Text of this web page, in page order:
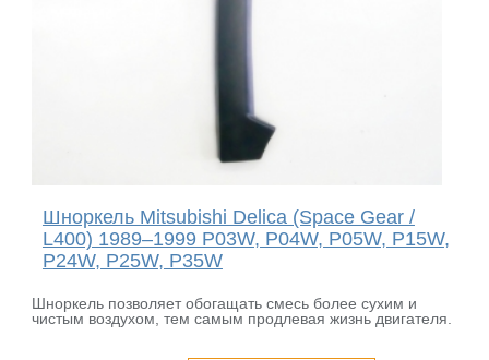
Шноркель Mitsubishi Delica (Space Gear /
L400) 1989–1999 P03W, P04W, P05W, P15W,
P24W, P25W, P35W
Шноркель позволяет обогащать смесь более сухим и
чистым воздухом, тем самым продлевая жизнь двигателя.